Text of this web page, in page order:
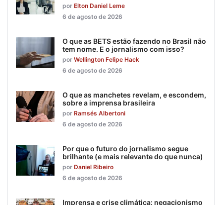
por Elton Daniel Leme
6 de agosto de 2026
O que as BETS estão fazendo no Brasil não
tem nome. E o jornalismo com isso?
por Wellington Felipe Hack
6 de agosto de 2026
O que as manchetes revelam, e escondem,
sobre a imprensa brasileira
por Ramsés Albertoni
6 de agosto de 2026
Por que o futuro do jornalismo segue
brilhante (e mais relevante do que nunca)
por Daniel Ribeiro
6 de agosto de 2026
Imprensa e crise climática: negacionismo